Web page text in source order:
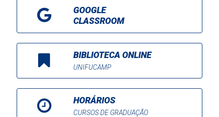
GOOGLE
CLASSROOM
BIBLIOTECA ONLINE
UNIFUCAMP
HORÁRIOS
CURSOS DE GRADUAÇÃO